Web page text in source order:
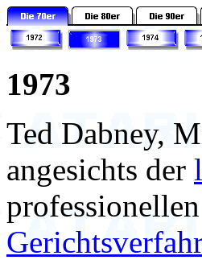
1973
Ted Dabney,
angesichts der